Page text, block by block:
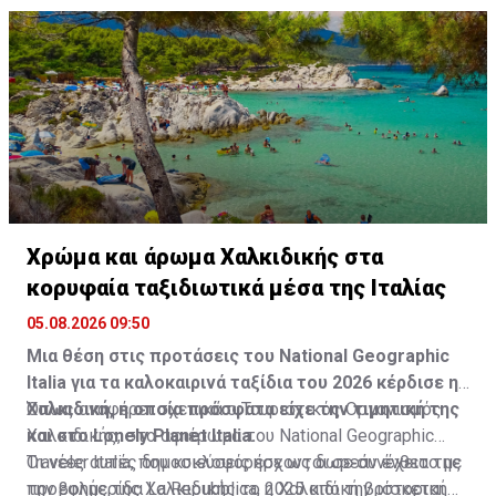
Χρώμα και άρωμα Χαλκιδικής στα
κορυφαία ταξιδιωτικά μέσα της Ιταλίας
05.08.2026 09:50
Μια θέση στις προτάσεις του National Geographic
Italia για τα καλοκαιρινά ταξίδια του 2026 κέρδισε η
Χαλκιδική, η οποία πρόσφατα είχε την τιμητική της
και στο Lonely Planet Italia.
Όπως αναφέρει σχετικά ο Τουριστικός Οργανισμός
Χαλκιδικής, στο αφιέρωμα του National Geographic
Traveler Italia, που κυκλοφόρησε ως δωρεάν ένθετο με
την εφημερίδα La Repubblica, η Χαλκιδική βρίσκεται
Οι νέες αυτές δημοσιεύσεις έρχονται σε συνέχεια της
προβολής της Χαλκιδικής το 2025 από την ιστορική